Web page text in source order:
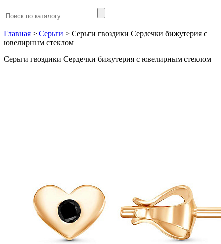
Главная > Серьги > Серьги гвоздики Сердечки бижутерия с
ювелирным стеклом
Серьги гвоздики Сердечки бижутерия с ювелирным стеклом